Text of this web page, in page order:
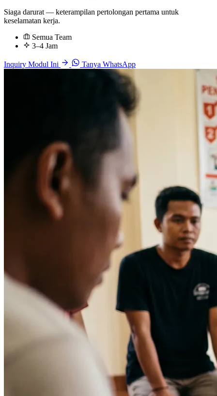
Siaga darurat — keterampilan pertolongan pertama untuk
keselamatan kerja.
Semua Team
3–4 Jam
Inquiry Modul Ini Tanya WhatsApp